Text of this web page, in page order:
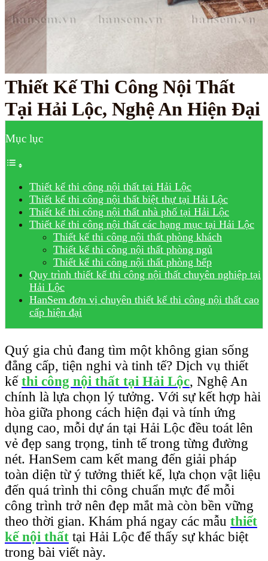
Thiết Kế Thi Công Nội Thất
Tại Hải Lộc, Nghệ An Hiện Đại
Mục lục
Thiết kế thi công nội thất tại Hải Lộc
Thiết kế thi công nội thất biệt thự tại Hải Lộc
Thiết kế thi công nội thất nhà phố tại Hải Lộc
Thiết kế thi công nội thất các hạng mục tại Hải Lộc
Thiết kế thi công nội thất phòng khách
Thiết kế thi công nội thất phòng ngủ
Thiết kế thi công nội thất phòng bếp
Quy trình thiết kế thi công nội thất chuyên nghiệp tại
Hải Lộc
HanSem đơn vị chuyên thiết kế thi công nội thất cao
cấp hiện đại
Quý gia chủ đang tìm một không gian sống
đẳng cấp, tiện nghi và tinh tế? Dịch vụ thiết
kế thi công nội thất tại Hải Lộc, Nghệ An
chính là lựa chọn lý tưởng. Với sự kết hợp hài
hòa giữa phong cách hiện đại và tính ứng
dụng cao, mỗi dự án tại Hải Lộc đều toát lên
vẻ đẹp sang trọng, tinh tế trong từng đường
nét. HanSem cam kết mang đến giải pháp
toàn diện từ ý tưởng thiết kế, lựa chọn vật liệu
đến quá trình thi công chuẩn mực để mỗi
công trình trở nên đẹp mắt mà còn bền vững
theo thời gian. Khám phá ngay các mẫu thiết
kế nội thất tại Hải Lộc để thấy sự khác biệt
trong bài viết này.